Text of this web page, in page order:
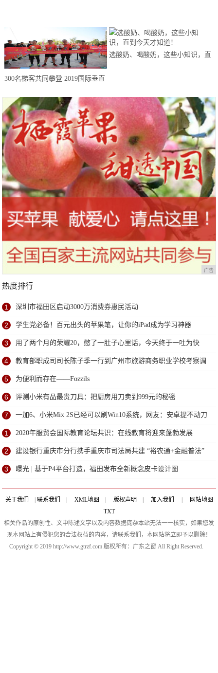
300名梯客共同攀登 2019国际垂直
站欢乐开跑
选酸奶、喝酸奶，这些小知识，直
广告
热度排行
1 深圳市福田区启动3000万消费券惠民活动
2 学生党必备！百元出头的苹果笔，让你的iPad成为学习神器
3 用了两个月的荣耀20，憋了一肚子心里话，今天终于一吐为快
4 教育部职成司司长陈子季一行到广州市旅游商务职业学校考察调
研
5 为便利而存在——Fozzils
6 评测小米有品最贵刀具：把厨房用刀卖到999元的秘密
7 一加6、小米Mix 2S已经可以刷Win10系统，网友：安卓提不动刀
了？
1 2020年服贸会国际教育论坛共识：在线教育将迎来蓬勃发展
2 建设银行重庆市分行携手重庆市司法局共建 “裕农通+金融普法”
服务点
3 曝光 | 基于P4平台打造，福田发布全新概念皮卡设计图
关于我们 联系我们 XML地图 版权声明 加入我们
网站地图
TXT
相关作品的原创性、文中陈述文字以及内容数据庞杂本站无法一一核实，如果您发
现本网站上有侵犯您的合法权益的内容，请联系我们，本网站将立即予以删除！
Copyright © 2019 http://www.gtrzf.com 版权所有：广东之窗 All Right Reserved.